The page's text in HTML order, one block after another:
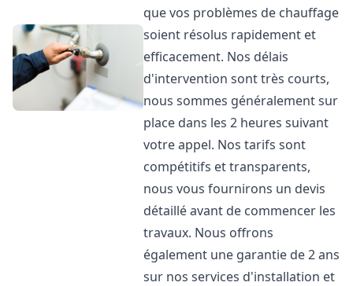
que vos problèmes de chauffage
soient résolus rapidement et
efficacement. Nos délais
d'intervention sont très courts,
nous sommes généralement sur
place dans les 2 heures suivant
votre appel. Nos tarifs sont
compétitifs et transparents,
nous vous fournirons un devis
détaillé avant de commencer les
travaux. Nous offrons
également une garantie de 2 ans
sur nos services d'installation et